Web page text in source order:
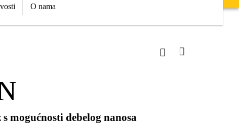
O nama
mogućnosti debelog nanosa